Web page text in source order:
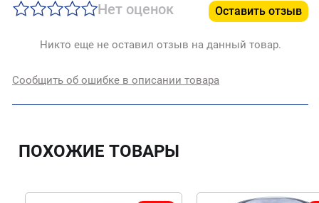
Нет оценок Оставить отзыв
Никто еще не оставил отзыв на данный товар.
Сообщить об ошибке в описании товара
ПОХОЖИЕ ТОВАРЫ